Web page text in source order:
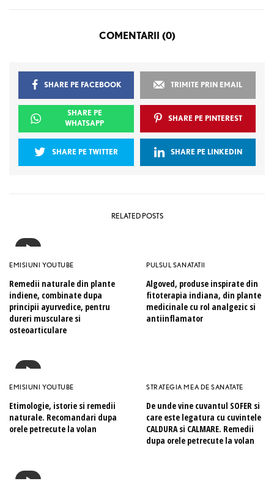
COMENTARII (0)
SHARE PE FACEBOOK TRIMITE PRIN EMAIL
SHARE PE
WHATSAPP
SHARE PE PINTEREST
SHARE PE TWITTER SHARE PE LINKEDIN
RELATED POSTS
EMISIUNI YOUTUBE
Remedii naturale din plante
indiene, combinate dupa
principii ayurvedice, pentru
dureri musculare si
osteoarticulare
PULSUL SANATATII
Algoved, produse inspirate din
fitoterapia indiana, din plante
medicinale cu rol analgezic si
antiinflamator
EMISIUNI YOUTUBE
Etimologie, istorie si remedii
naturale. Recomandari dupa
orele petrecute la volan
STRATEGIA MEA DE SANATATE
De unde vine cuvantul SOFER si
care este legatura cu cuvintele
CALDURA si CALMARE. Remedii
dupa orele petrecute la volan